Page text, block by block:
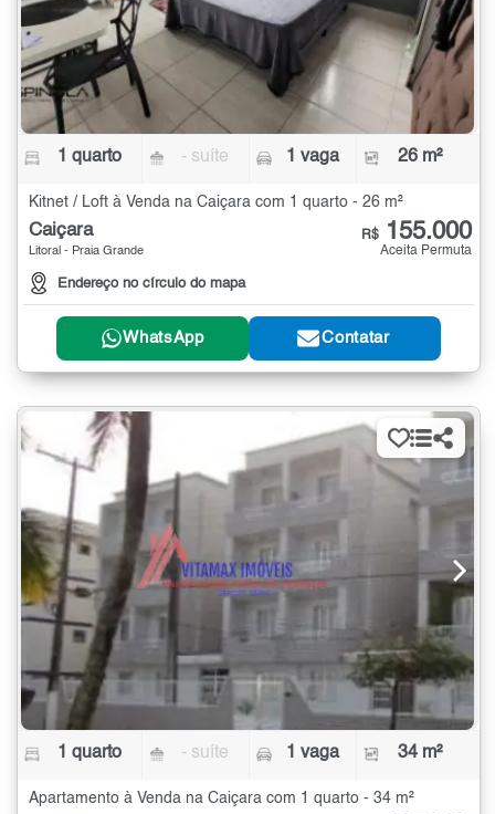
1 quarto - suíte 1 vaga 26 m²
Kitnet / Loft à Venda na Caiçara com 1 quarto - 26 m²
Caiçara
Litoral - Praia Grande
Endereço no círculo do mapa
R$ 155.000
Aceita Permuta
WhatsApp Contatar
1 quarto - suíte 1 vaga 34 m²
Apartamento à Venda na Caiçara com 1 quarto - 34 m²